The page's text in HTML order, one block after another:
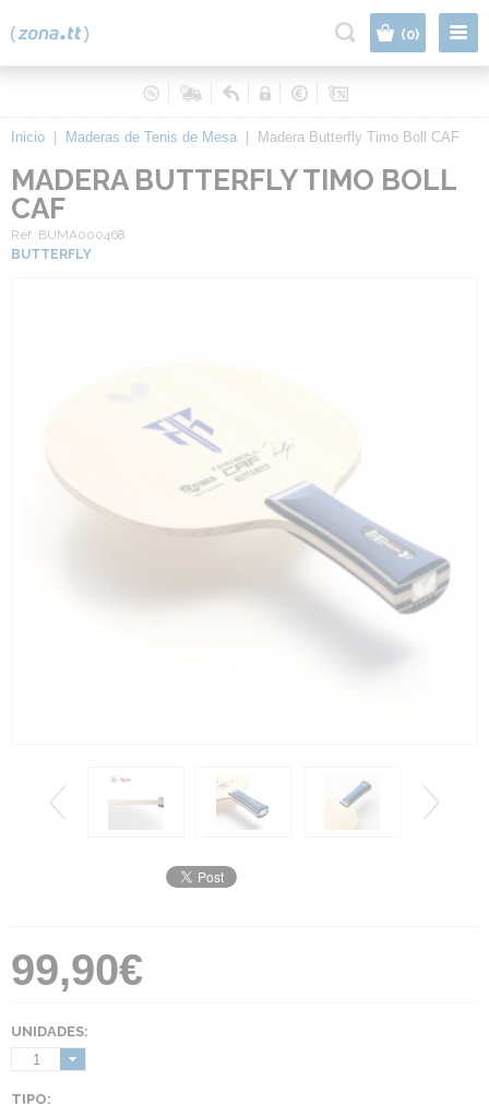
(0)
Inicio Maderas de Tenis de Mesa Madera Butterfly Timo Boll CAF
MADERA BUTTERFLY TIMO BOLL
CAF
Ref. BUMA000468
BUTTERFLY
99,90€
UNIDADES:
1
TIPO: